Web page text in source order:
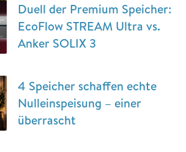
Duell der Premium Speicher:
EcoFlow STREAM Ultra vs.
Anker SOLIX 3
4 Speicher schaffen echte
Nulleinspeisung – einer
überrascht